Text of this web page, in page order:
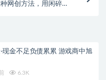
网创方法，用闲碎
现金不足负债累累 游戏商中旭
6.3K